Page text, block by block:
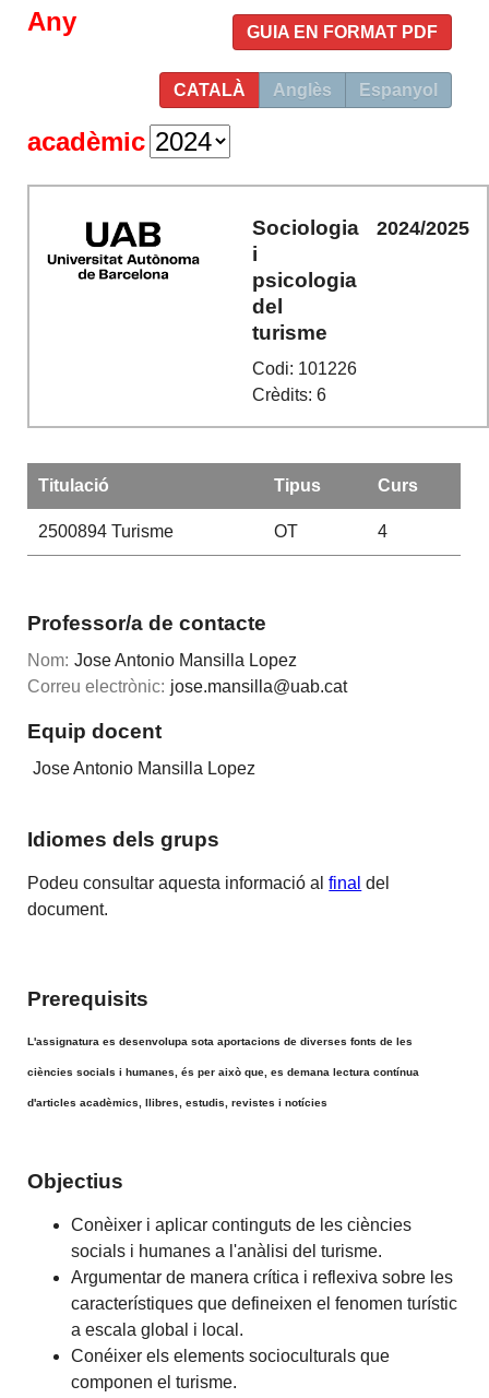
GUIA EN FORMAT PDF
CATALÀ Anglès Espanyol
Any
acadèmic
Sociologia
i
psicologia
del
turisme
Codi: 101226
Crèdits: 6
2024/2025
Titulació Tipus Curs
2500894Turisme OT 4
Professor/a de contacte
Nom: Jose Antonio Mansilla Lopez
Correu electrònic: jose.mansilla@uab.cat
Equip docent
Jose Antonio Mansilla Lopez
Idiomes dels grups
Podeu consultar aquesta informació alfinal del
document.
Prerequisits
L'assignatura es desenvolupa sota aportacions de diverses fonts de les
ciències socials i humanes, és per això que, es demana lectura contínua
d'articles acadèmics, llibres, estudis, revistes i notícies
Objectius
Conèixer i aplicar continguts de les ciències
socials i humanes a l'anàlisi del turisme.
Argumentar de manera crítica i reflexiva sobre les
característiques que defineixen el fenomen turístic
a escala global i local.
Conéixer els elements socioculturals que
componen el turisme.